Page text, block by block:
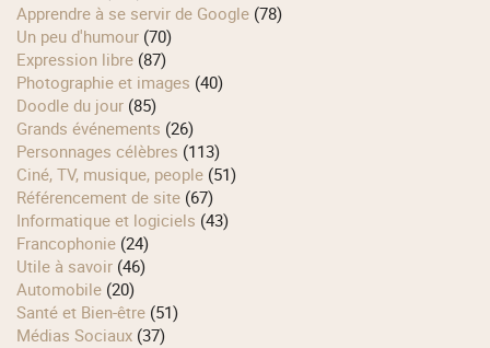
Apprendre à se servir de Google (78)
Un peu d'humour (70)
Expression libre (87)
Photographie et images (40)
Doodle du jour (85)
Grands événements (26)
Personnages célèbres (113)
Ciné, TV, musique, people (51)
Référencement de site (67)
Informatique et logiciels (43)
Francophonie (24)
Utile à savoir (46)
Automobile (20)
Santé et Bien-être (51)
Médias Sociaux (37)